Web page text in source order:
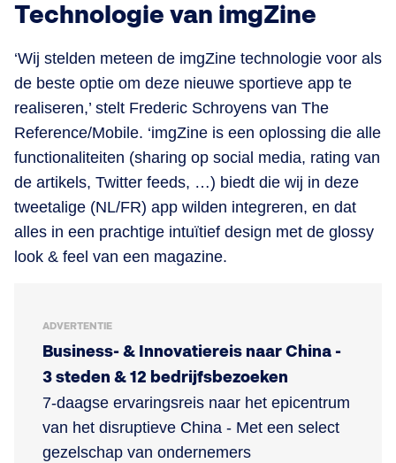
Technologie van imgZine
‘Wij stelden meteen de imgZine technologie voor als
de beste optie om deze nieuwe sportieve app te
realiseren,’ stelt Frederic Schroyens van The
Reference/Mobile. ‘imgZine is een oplossing die alle
functionaliteiten (sharing op social media, rating van
de artikels, Twitter feeds, …) biedt die wij in deze
tweetalige (NL/FR) app wilden integreren, en dat
alles in een prachtige intuïtief design met de glossy
look & feel van een magazine.
ADVERTENTIE
Business- & Innovatiereis naar China -
3 steden & 12 bedrijfsbezoeken
7-daagse ervaringsreis naar het epicentrum
van het disruptieve China - Met een select
gezelschap van ondernemers